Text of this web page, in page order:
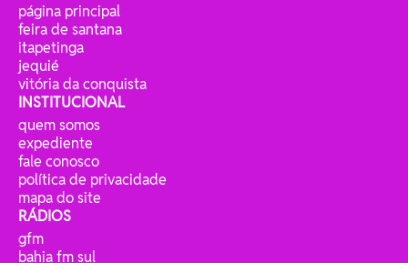
página principal
feira de santana
itapetinga
jequié
vitória da conquista
INSTITUCIONAL
quem somos
expediente
fale conosco
política de privacidade
mapa do site
RÁDIOS
gfm
bahia fm sul